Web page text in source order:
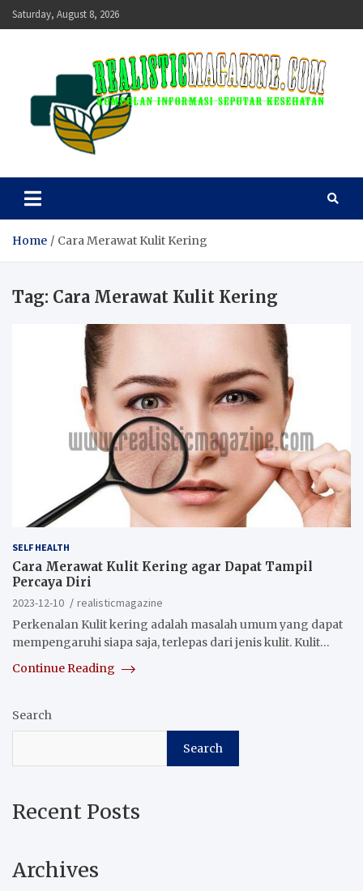
Skip
to
Saturday, August 8, 2026
realisticmagazine
Home Cara Merawat Kulit Kering
Tag: Cara Merawat Kulit Kering
SELF HEALTH
Cara Merawat Kulit Kering agar Dapat Tampil
Percaya Diri
2023-12-10
realisticmagazine
Perkenalan Kulit kering adalah masalah umum yang dapat
mempengaruhi siapa saja, terlepas dari jenis kulit. Kulit…
Continue Reading
Search
Search
Recent Posts
Archives